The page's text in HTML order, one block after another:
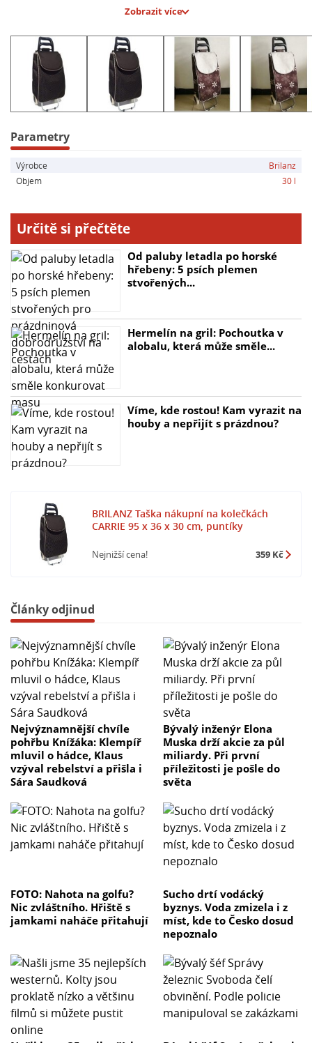
jakémkoli povrchu, takže se s touto taškou budete
pohybovat s lehkostí a elegancí.
Hlavní parametry:
- Objem: 30 l
- Nosnost: 30 kg
- Ergonomická rukojeť
- Kovová odkládací plocha pro stabilizaci
- Plastová kolečka pro plynulý pohyb
Zobrazit více
Parametry
Výrobce
Brilanz
Objem
30 l
Určitě si přečtěte
Od paluby letadla po horské
hřebeny: 5 psích plemen
stvořených...
Hermelín na gril: Pochoutka v
alobalu, která může směle...
Víme, kde rostou! Kam vyrazit na
houby a nepřijít s prázdnou?
BRILANZ Taška nákupní na kolečkách
CARRIE 95 x 36 x 30 cm, puntíky
Nejnižší cena! 359 Kč
Články odjinud
Nejvýznamnější chvíle
pohřbu Knížáka: Klempíř
mluvil o hádce, Klaus
vzýval rebelství a přišla i
Sára Saudková
Bývalý inženýr Elona
Muska drží akcie za půl
miliardy. Při první
příležitosti je pošle do
světa
FOTO: Nahota na golfu?
Nic zvláštního. Hřiště s
jamkami naháče přitahují
Sucho drtí vodácký
byznys. Voda zmizela i z
míst, kde to Česko dosud
nepoznalo